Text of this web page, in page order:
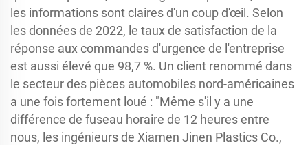
les informations sont claires d'un coup d'œil. Selon
les données de 2022, le taux de satisfaction de la
réponse aux commandes d'urgence de l'entreprise
est aussi élevé que 98,7 %. Un client renommé dans
le secteur des pièces automobiles nord-américaines
a une fois fortement loué : "Même s'il y a une
différence de fuseau horaire de 12 heures entre
nous, les ingénieurs de Xiamen Jinen Plastics Co.,